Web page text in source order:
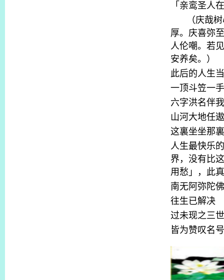
「亲鸾圣人
（庆哉
厚。庆喜弥
人伦嘲。若
安养矣。）
此后的人生
一顶斗笠一
六字洪名伴
山河大地任
这裏坐坐那
人生最快乐
界，没有比
用愁」，此
南无阿弥陀
往生已解决
过未现之三
皆为赞叹名